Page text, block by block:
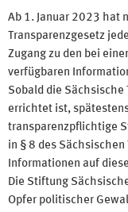
Ab 1. Januar 2023 hat
Transparenzgesetz
Zugang zu den bei
verfügbaren
Sobald die
errichtet ist,
transparenzpflichtige
in § 8 des
Informationen auf
Die Stiftung
Opfer politischer